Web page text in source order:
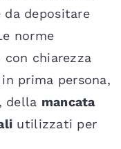
depositare
norme
chiarezza
prima persona,
della mancata
utilizzati per